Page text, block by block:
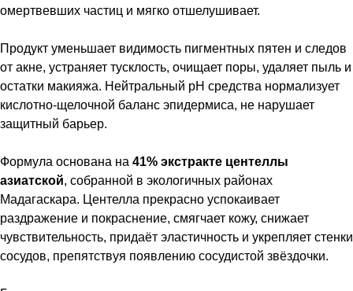
омертвевших частиц и мягко отшелушивает.
Продукт уменьшает видимость пигментных пятен и следов
от акне, устраняет тусклость, очищает поры, удаляет пыль и
остатки макияжа. Нейтральный pH средства нормализует
кислотно-щелочной баланс эпидермиса, не нарушает
защитный барьер.
Формула основана на 41% экстракте центеллы
азиатской, собранной в экологичных районах
Мадагаскара. Центелла прекрасно успокаивает
раздражение и покраснение, смягчает кожу, снижает
чувствительность, придаёт эластичность и укрепляет стенки
сосудов, препятствуя появлению сосудистой звёздочки.